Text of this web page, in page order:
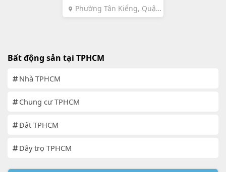
Phường Tân Kiểng, Quận
7, TPHCM
Bất động sản tại TPHCM
Nhà TPHCM
Chung cư TPHCM
Đất TPHCM
Dãy trọ TPHCM